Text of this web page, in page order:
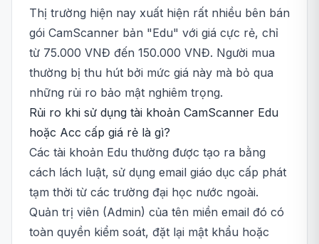
Thị trường hiện nay xuất hiện rất nhiều bên bán
gói CamScanner bản "Edu" với giá cực rẻ, chỉ
từ 75.000 VNĐ đến 150.000 VNĐ. Người mua
thường bị thu hút bởi mức giá này mà bỏ qua
những rủi ro bảo mật nghiêm trọng.
Rủi ro khi sử dụng tài khoản CamScanner Edu
hoặc Acc cấp giá rẻ là gì?
Các tài khoản Edu thường được tạo ra bằng
cách lách luật, sử dụng email giáo dục cấp phát
tạm thời từ các trường đại học nước ngoài.
Quản trị viên (Admin) của tên miền email đó có
toàn quyền kiểm soát, đặt lại mật khẩu hoặc